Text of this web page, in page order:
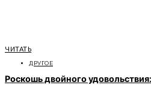
ЧИТАТЬ
ДРУГОЕ
Роскошь двойного